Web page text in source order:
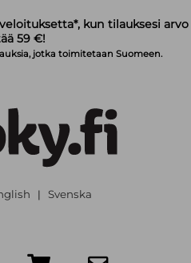
kun tilauksesi arvo
59 €!
jotka toimitetaan Suomeen.
| Svenska